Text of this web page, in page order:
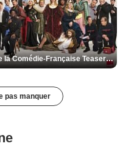
De la Comédie-Française Teaser VF
pas manquer